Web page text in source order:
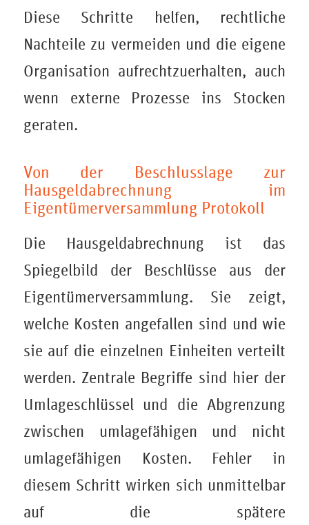
Diese Schritte helfen, rechtliche
Nachteile zu vermeiden und die eigene
Organisation aufrechtzuerhalten, auch
wenn externe Prozesse ins Stocken
geraten.
Von der Beschlusslage zur
Hausgeldabrechnung im
Eigentümerversammlung Protokoll
Die Hausgeldabrechnung ist das
Spiegelbild der Beschlüsse aus der
Eigentümerversammlung. Sie zeigt,
welche Kosten angefallen sind und wie
sie auf die einzelnen Einheiten verteilt
werden. Zentrale Begriffe sind hier der
Umlageschlüssel und die Abgrenzung
zwischen umlagefähigen und nicht
umlagefähigen Kosten. Fehler in
diesem Schritt wirken sich unmittelbar
auf die spätere